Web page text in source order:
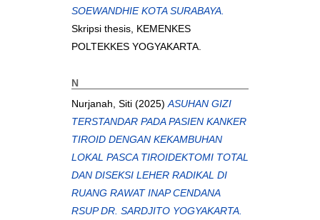
SOEWANDHIE KOTA SURABAYA.
Skripsi thesis, KEMENKES
POLTEKKES YOGYAKARTA.
N
Nurjanah, Siti (2025)ASUHAN GIZI
TERSTANDAR PADA PASIEN KANKER
TIROID DENGAN KEKAMBUHAN
LOKAL PASCA TIROIDEKTOMI TOTAL
DAN DISEKSI LEHER RADIKAL DI
RUANG RAWAT INAP CENDANA
RSUP DR. SARDJITO YOGYAKARTA.